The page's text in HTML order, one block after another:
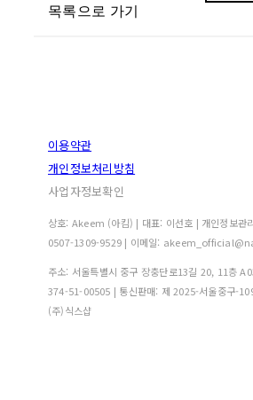
목록으로 가기
이용약관
개인정보처리방침
사업자정보확인
상호: Akeem (아킴) | 대표: 이선호 | 개인정보관
0507-1309-9529 | 이메일:
주소: 서울특별시 중구 장충단로13길 20, 11층
374-51-00505 | 통신판매: 제 2025-서울중구-
(주)식스샵